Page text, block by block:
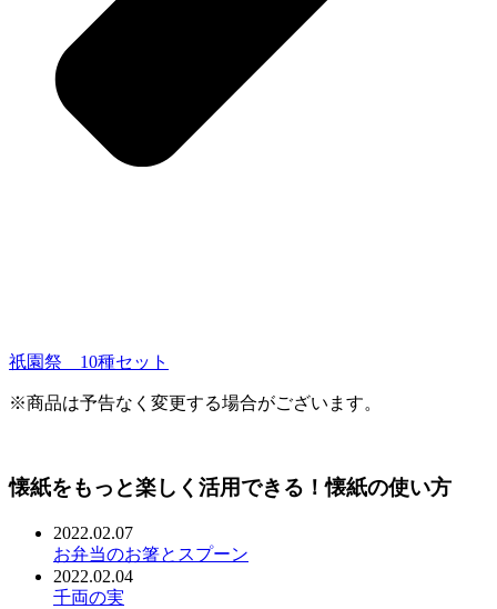
祇園祭 10種セット
※商品は予告なく変更する場合がございます。
懐紙をもっと楽しく活用できる！懐紙の使い方
2022.02.07
お弁当のお箸とスプーン
2022.02.04
千両の実